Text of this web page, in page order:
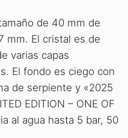
de 40 mm de
mm. El cristal es de
varias capas
El fondo es ciego con
de serpiente y «2025
EDITION – ONE OF
al agua hasta 5 bar, 50